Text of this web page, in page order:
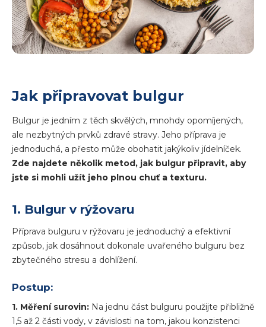
Jak připravovat bulgur
Bulgur je jedním z těch skvělých, mnohdy opomíjených,
ale nezbytných prvků zdravé stravy. Jeho příprava je
jednoduchá, a přesto může obohatit jakýkoliv jídelníček.
Zde najdete několik metod, jak bulgur připravit, aby
jste si mohli užít jeho plnou chuť a texturu.
1. Bulgur v rýžovaru
Příprava bulguru v rýžovaru je jednoduchý a efektivní
způsob, jak dosáhnout dokonale uvařeného bulguru bez
zbytečného stresu a dohlížení.
Postup:
1. Měření surovin: Na jednu část bulguru použijte přibližně
1,5 až 2 části vody, v závislosti na tom, jakou konzistenci